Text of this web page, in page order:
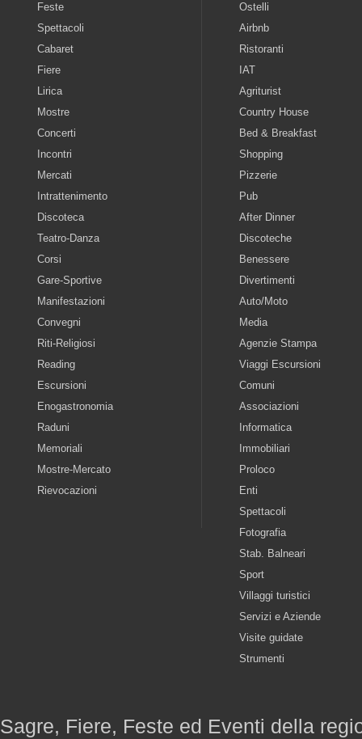
Feste
Spettacoli
Cabaret
Fiere
Lirica
Mostre
Concerti
Incontri
Mercati
Intrattenimento
Discoteca
Teatro-Danza
Corsi
Gare-Sportive
Manifestazioni
Convegni
Riti-Religiosi
Reading
Escursioni
Enogastronomia
Raduni
Memoriali
Mostre-Mercato
Rievocazioni
Ostelli
Airbnb
Ristoranti
IAT
Agriturist
Country House
Bed & Breakfast
Shopping
Pizzerie
Pub
After Dinner
Discoteche
Benessere
Divertimenti
Auto/Moto
Media
Agenzie Stampa
Viaggi Escursioni
Comuni
Associazioni
Informatica
Immobiliari
Proloco
Enti
Spettacoli
Fotografia
Stab. Balneari
Sport
Villaggi turistici
Servizi e Aziende
Visite guidate
Strumenti
Sagre, Fiere, Feste ed Eventi della